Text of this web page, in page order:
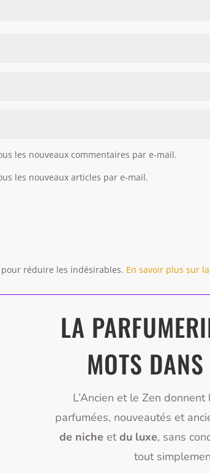
les nouveaux commentaires par e-mail.
les nouveaux articles par e-mail.
réduire les indésirables. En savoir plus sur
LA
MOTS
L’Ancien et le Zen
parfumées, nouveautés et
de niche etdu luxe, sans
tout